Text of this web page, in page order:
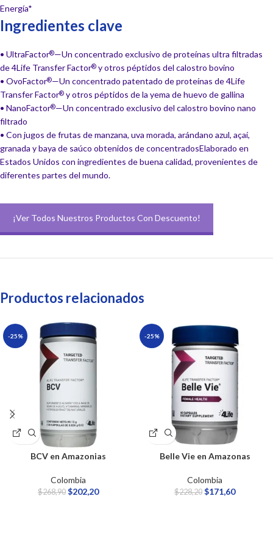
Energía*
Ingredientes clave
• UltraFactor®—Un concentrado exclusivo de proteínas ultra filtradas
de 4Life Transfer Factor® y otros péptidos del calostro bovino
• OvoFactor®—Un concentrado patentado de proteínas de 4Life
Transfer Factor® y otros péptidos de la yema de huevo de gallina
• NanoFactor®—Un concentrado exclusivo del calostro bovino nano
filtrado
• Con jugos de frutas de manzana, uva morada, arándano azul, açaí,
granada y baya de saúco obtenidos de concentradosElaborado en
Estados Unidos con ingredientes de buena calidad, provenientes de
diferentes partes del mundo.
¡Ver Todos Nuestros Productos Con Descuento!
Productos relacionados
-25%
BCV en Amazonias
Colombia
$268,90 $202,20
-25%
Belle Vie en Amazonas
Colombia
$228,20 $171,60